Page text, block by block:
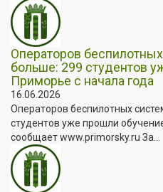
Операторов
больше: 299 студентов
Приморье с начала года
16.06.2026
Операторов беспилотных
студентов уже прошли
сообщает www.primorsky.ru За...